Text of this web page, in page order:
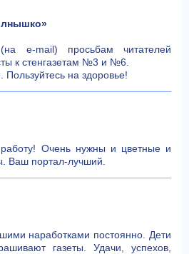
e-mail) просьбам читателей
к стенгазетам №3 и №6.
на здоровье!
Очень нужны и цветные и
Ваш портал-лучший.
наработками постоянно. Дети
газеты. Удачи, успехов,